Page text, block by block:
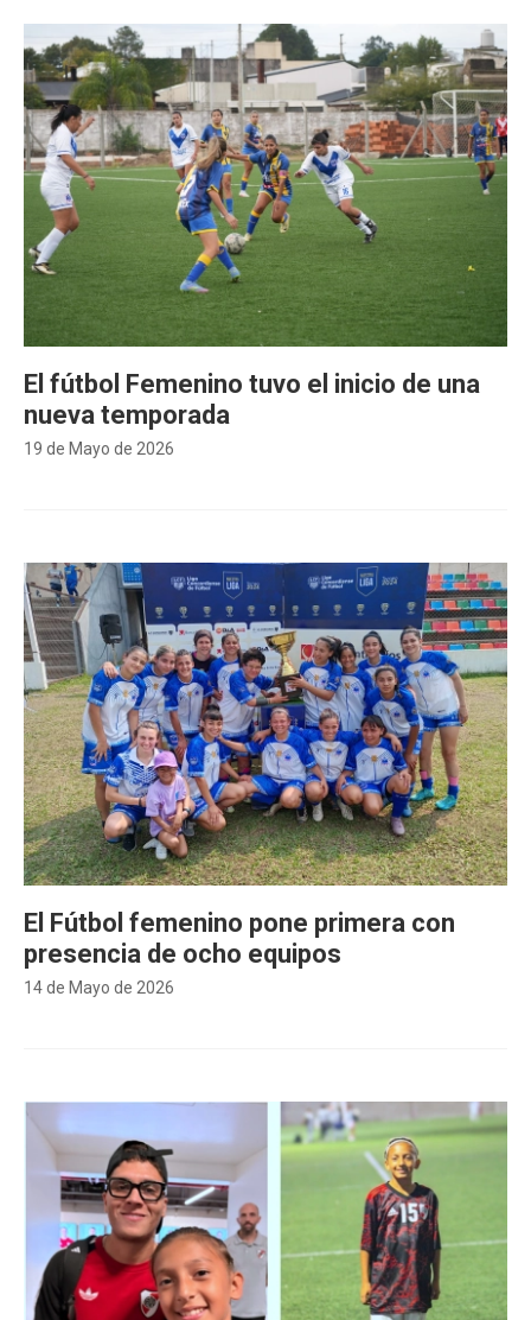
19 de Mayo de 2026
El fútbol Femenino tuvo el inicio de una
nueva temporada
14 de Mayo de 2026
El Fútbol femenino pone primera con
presencia de ocho equipos